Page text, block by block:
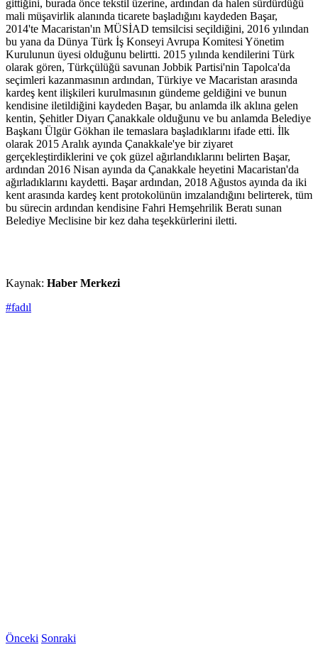
gittiğini, burada önce tekstil üzerine, ardından da halen sürdürdüğü
mali müşavirlik alanında ticarete başladığını kaydeden Başar,
2014'te Macaristan'ın MÜSİAD temsilcisi seçildiğini, 2016 yılından
bu yana da Dünya Türk İş Konseyi Avrupa Komitesi Yönetim
Kurulunun üyesi olduğunu belirtti. 2015 yılında kendilerini Türk
olarak gören, Türkçülüğü savunan Jobbik Partisi'nin Tapolca'da
seçimleri kazanmasının ardından, Türkiye ve Macaristan arasında
kardeş kent ilişkileri kurulmasının gündeme geldiğini ve bunun
kendisine iletildiğini kaydeden Başar, bu anlamda ilk aklına gelen
kentin, Şehitler Diyarı Çanakkale olduğunu ve bu anlamda Belediye
Başkanı Ülgür Gökhan ile temaslara başladıklarını ifade etti. İlk
olarak 2015 Aralık ayında Çanakkale'ye bir ziyaret
gerçekleştirdiklerini ve çok güzel ağırlandıklarını belirten Başar,
ardından 2016 Nisan ayında da Çanakkale heyetini Macaristan'da
ağırladıklarını kaydetti. Başar ardından, 2018 Ağustos ayında da iki
kent arasında kardeş kent protokolünün imzalandığını belirterek, tüm
bu sürecin ardından kendisine Fahri Hemşehrilik Beratı sunan
Belediye Meclisine bir kez daha teşekkürlerini iletti.
Kaynak: Haber Merkezi
#fadıl
Önceki Sonraki